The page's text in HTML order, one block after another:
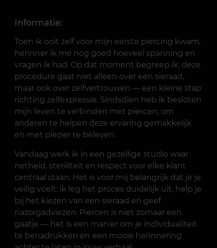
Informatie:
Toen ik ooit zelf voor mijn eerste piercing kwam,
herinner ik me nog goed hoeveel spanning en
vragen ik had. Op dat moment begreep ik: deze
procedure gaat niet alleen over een sieraad,
maar ook over zelfvertrouwen — een kleine stap
richting zelfexpressie. Sindsdien heb ik besloten
mijn leven te verbinden met piercen, om
anderen te helpen deze ervaring gemakkelijk
en met plezier te beleven.
Vandaag werk ik in een gezellige studio waar
netheid, steriliteit en respect voor elke klant
centraal staan. Het is voor mij belangrijk dat je je
veilig voelt: ik leg het proces duidelijk uit, help je
bij het kiezen van een sieraad en geef
nazorgadviezen. Piercen is niet zomaar een
gaatje — het is een manier om je individualiteit
te benadrukken en een mooie herinnering